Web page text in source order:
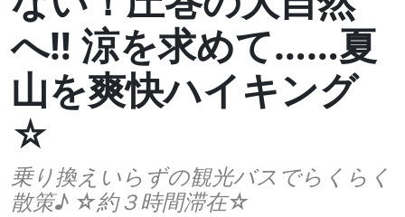
へ‼ 涼を求めて……夏
山を爽快ハイキング
☆
乗り換えいらずの観光バスでらくらく
散策♪ ☆約３時間滞在☆